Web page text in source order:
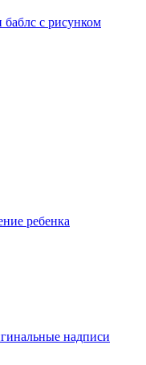
с рисунком
ребенка
надписи